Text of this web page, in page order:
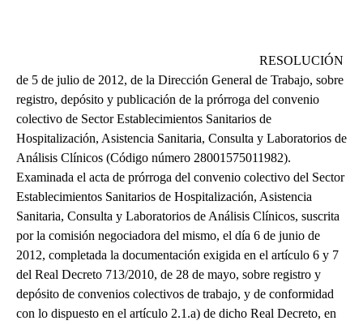
RESOLUCIÓN
de 5 de julio de 2012, de la Dirección General de Trabajo, sobre
registro, depósito y publicación de la prórroga del convenio
colectivo de Sector Establecimientos Sanitarios de
Hospitalización, Asistencia Sanitaria, Consulta y Laboratorios de
Análisis Clínicos (Código número 28001575011982).
Examinada el acta de prórroga del convenio colectivo del Sector
Establecimientos Sanitarios de Hospitalización, Asistencia
Sanitaria, Consulta y Laboratorios de Análisis Clínicos, suscrita
por la comisión negociadora del mismo, el día 6 de junio de
2012, completada la documentación exigida en el artículo 6 y 7
del Real Decreto 713/2010, de 28 de mayo, sobre registro y
depósito de convenios colectivos de trabajo, y de conformidad
con lo dispuesto en el artículo 2.1.a) de dicho Real Decreto, en